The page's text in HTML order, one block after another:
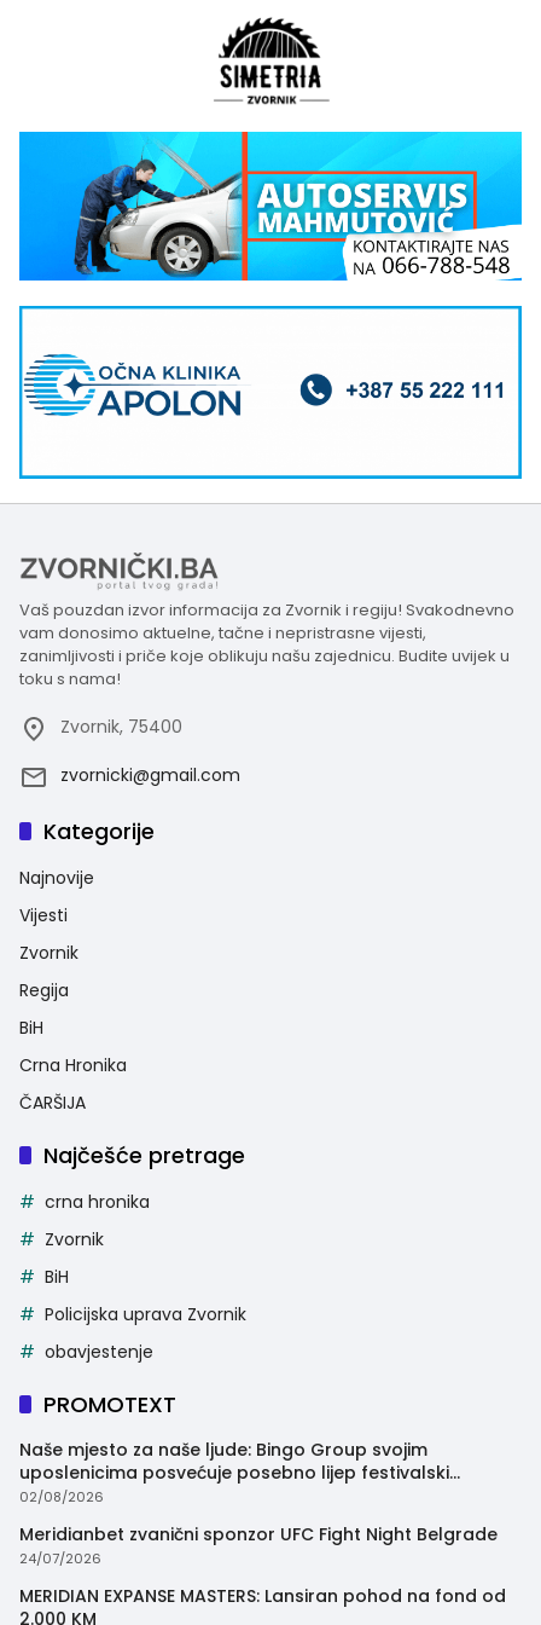
Vaš pouzdan izvor informacija za Zvornik i regiju! Svakodnevno
vam donosimo aktuelne, tačne i nepristrasne vijesti,
zanimljivosti i priče koje oblikuju našu zajednicu. Budite uvijek u
toku s nama!
Zvornik, 75400
zvornicki@gmail.com
Kategorije
Najnovije
Vijesti
Zvornik
Regija
BiH
Crna Hronika
ČARŠIJA
Najčešće pretrage
crna hronika
Zvornik
BiH
Policijska uprava Zvornik
obavjestenje
PROMOTEXT
Naše mjesto za naše ljude: Bingo Group svojim
uposlenicima posvećuje posebno lijep festivalski
trenutak
02/08/2026
Meridianbet zvanični sponzor UFC Fight Night Belgrade
24/07/2026
MERIDIAN EXPANSE MASTERS: Lansiran pohod na fond od
2.000 KM